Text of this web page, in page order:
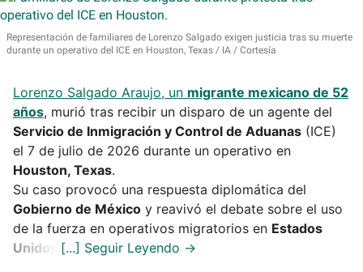
Representación de familiares de Lorenzo Salgado exigen justicia tras su muerte
durante un operativo del ICE en Houston, Texas
IA / Cortesía
Lorenzo Salgado Araujo, un migrante mexicano de 52
años, murió tras recibir un disparo de un agente del
Servicio de Inmigración y Control de Aduanas (ICE)
el 7 de julio de 2026 durante un operativo en
Houston, Texas.
Su caso provocó una respuesta diplomática del
Gobierno de México y reavivó el debate sobre el uso
de la fuerza en operativos migratorios en Estados
Unidos